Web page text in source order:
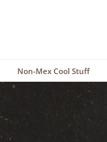
Non-Mex Cool Stuff